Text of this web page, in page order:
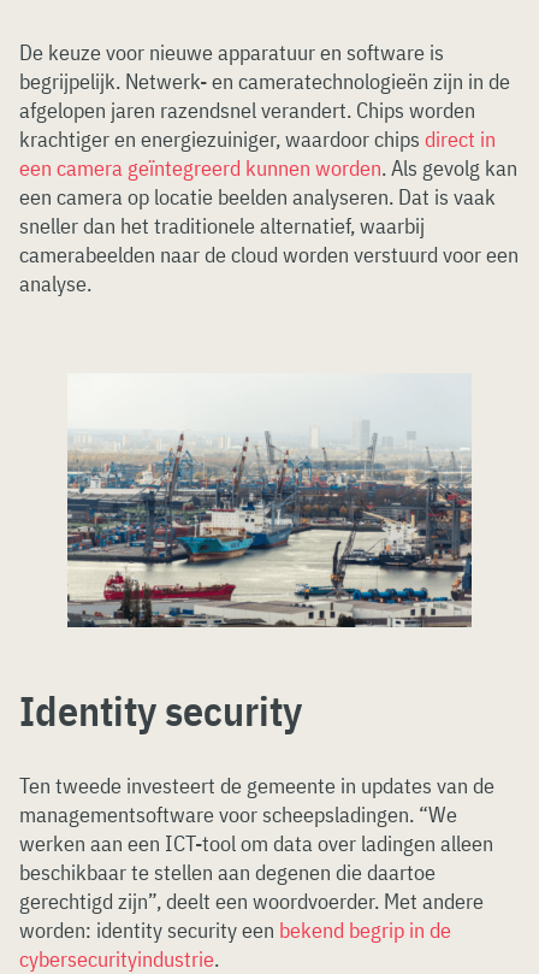
De keuze voor nieuwe apparatuur en software is
begrijpelijk. Netwerk- en cameratechnologieën zijn in de
afgelopen jaren razendsnel verandert. Chips worden
krachtiger en energiezuiniger, waardoor chips direct in
een camera geïntegreerd kunnen worden. Als gevolg kan
een camera op locatie beelden analyseren. Dat is vaak
sneller dan het traditionele alternatief, waarbij
camerabeelden naar de cloud worden verstuurd voor een
analyse.
Identity security
Ten tweede investeert de gemeente in updates van de
managementsoftware voor scheepsladingen. “We
werken aan een ICT-tool om data over ladingen alleen
beschikbaar te stellen aan degenen die daartoe
gerechtigd zijn”, deelt een woordvoerder. Met andere
worden: identity security een bekend begrip in de
cybersecurityindustrie.